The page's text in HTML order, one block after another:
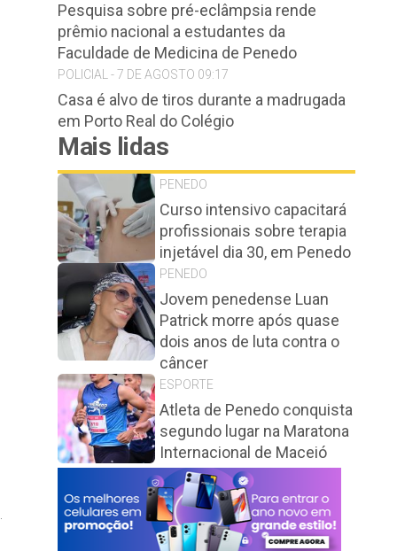
Pesquisa sobre pré-eclâmpsia rende
prêmio nacional a estudantes da
Faculdade de Medicina de Penedo
POLICIAL - 7 DE AGOSTO 09:17
Casa é alvo de tiros durante a madrugada
em Porto Real do Colégio
Mais lidas
PENEDO
Curso intensivo capacitará
profissionais sobre terapia
injetável dia 30, em Penedo
PENEDO
Jovem penedense Luan
Patrick morre após quase
dois anos de luta contra o
câncer
ESPORTE
Atleta de Penedo conquista
segundo lugar na Maratona
Internacional de Maceió